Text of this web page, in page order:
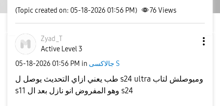
(Topic created on: 05-18-2026 01:56 PM) 76 Views
Zyad_T
Active Level 3
‎05-18-2026 01:56 PM in جالاكسى S
طب يعني ازاي التحديث يوصل ل s24 ultra وميوصلش لتاب
s11 وهو المفروض انو نازل بعد ال s24